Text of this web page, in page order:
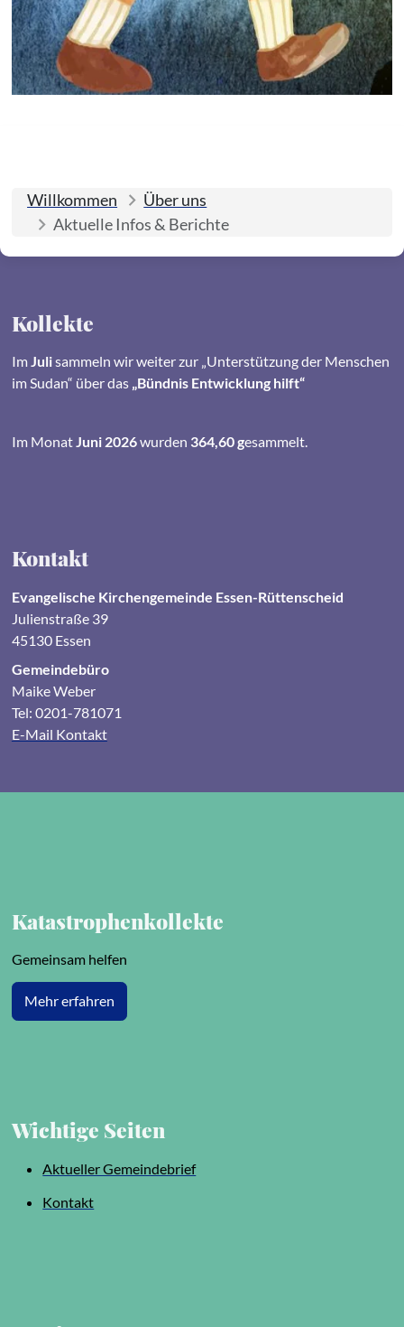
Willkommen
Über uns
Aktuelle Infos & Berichte
Kollekte
ImJulisammeln wir weiter zur „Unterstützung der Menschen
im Sudan“ über das „Bündnis Entwicklung hilft“
Im MonatJuni 2026wurden 364,60 gesammelt.
Kontakt
Evangelische Kirchengemeinde Essen-Rüttenscheid
Julienstraße 39
45130 Essen
Gemeindebüro
Maike Weber
Tel: 0201-781071
E-Mail Kontakt
Katastrophenkollekte
Gemeinsam helfen
Mehr erfahren
Wichtige Seiten
Aktueller Gemeindebrief
Kontakt